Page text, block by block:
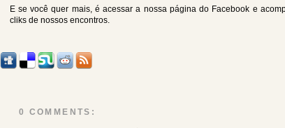
E se você quer mais, é acessar a nossa página do Facebook e
cliks de nossos encontros.
0 COMMENTS: